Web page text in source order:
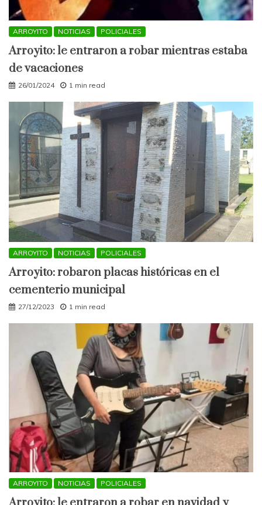
ARROYITO NOTICIAS POLICIALES
Arroyito: le entraron a robar mientras estaba
de vacaciones
26/01/2024 1 min read
ARROYITO NOTICIAS POLICIALES
Arroyito: robaron placas históricas en el
cementerio municipal
27/12/2023 1 min read
ARROYITO NOTICIAS POLICIALES